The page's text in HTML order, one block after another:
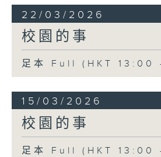
22/03/2026
校園的事
足本 Full (HKT 13:00
15/03/2026
校園的事
足本 Full (HKT 13:00